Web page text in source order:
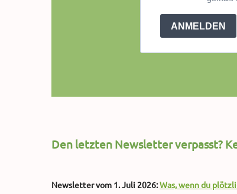
Den letzten Newsletter verpasst?
Newsletter vom 1. Juli 2026:Was, wenn du